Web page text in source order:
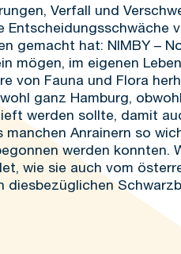
Verfall und
gemacht hat: NIMBY –
mögen, im eigenen
von Fauna und Flora
ganz Hamburg,
werden sollte, damit
Anrainern so
werden konnten.
wie sie auch vom
diesbezüglichen